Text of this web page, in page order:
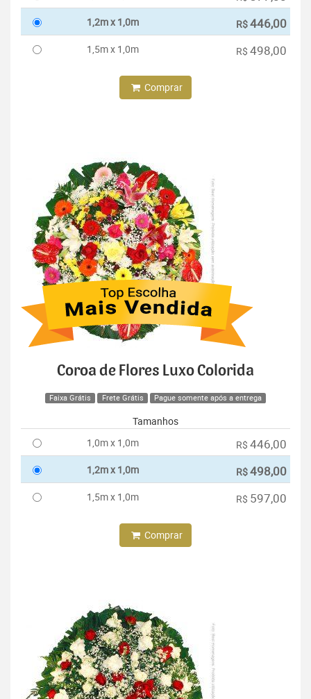
1,2m x 1,0m R$446,00
1,5m x 1,0m R$ 498,00
Comprar
Coroa de Flores Luxo Colorida
Faixa Grátis Frete Grátis Pague somente após a entrega
Tamanhos
1,0m x 1,0m
R$ 446,00
1,2m x 1,0m R$498,00
1,5m x 1,0m R$ 597,00
Comprar